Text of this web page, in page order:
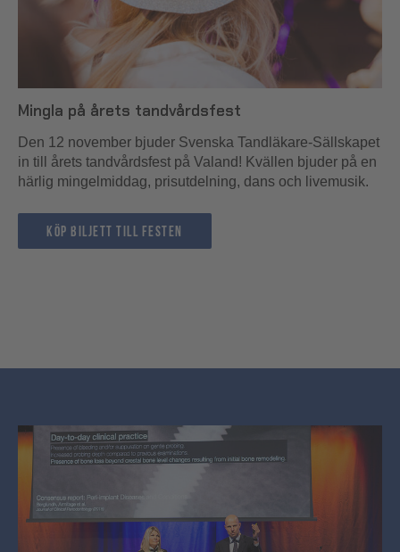
Mingla på årets tandvårdsfest
Den 12 november bjuder Svenska Tandläkare-Sällskapet
in till årets tandvårdsfest på Valand! Kvällen bjuder på en
härlig mingelmiddag, prisutdelning, dans och livemusik.
köp biljett till festen